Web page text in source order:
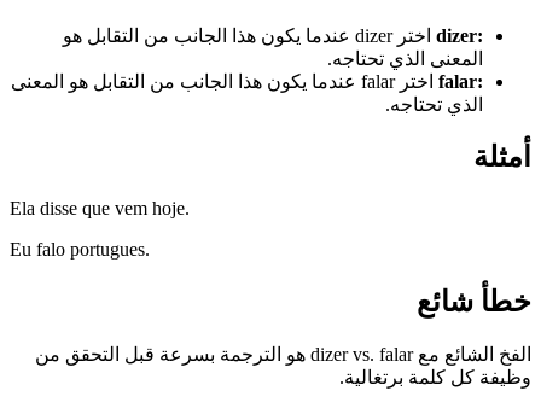
dizer:
اختر dizer عندما يكون هذا الجانب من التقابل هو
المعنى الذي تحتاجه.
falar:
اختر falar عندما يكون هذا الجانب من التقابل هو المعنى
الذي تحتاجه.
أمثلة
Ela disse que vem hoje.
Eu falo portugues.
خطأ شائع
الفخ الشائع مع dizer vs. falar هو الترجمة بسرعة قبل التحقق من
وظيفة كل كلمة برتغالية.